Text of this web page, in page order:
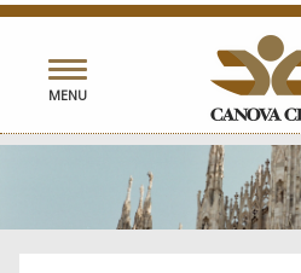
Toggle
navigation
MENU